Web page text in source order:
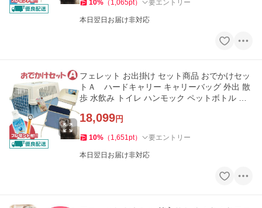
10% （ 1,065pt） 要エントリー
本日翌日お届け非対応
フェレット お出掛け セット商品 おでかけセッ
トＡ ハードキャリー キャリーバッグ 外出 散
歩 水飲み トイレ ハンモック ペットボトル 飲
18,099円
10% （ 1,651pt） 要エントリー
本日翌日お届け非対応